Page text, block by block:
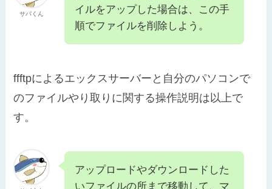
サバくん
イルをアップした場合は、この手
順でファイルを削除しよう。
ffftpによるエックスサーバーと自分のパソコンで
のファイルやり取りに関する操作説明は以上で
す。
アップロードやダウンロードした
いファイルの所まで移動して、マ